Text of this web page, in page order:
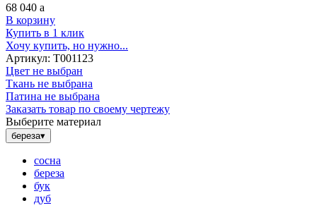
68 040 a
В корзину
Купить в 1 клик
Хочу купить, но нужно...
Артикул: Т001123
Цвет не выбран
Ткань не выбрана
Патина не выбрана
Заказать товар по своему чертежу
Выберите материал
береза▾
сосна
береза
бук
дуб